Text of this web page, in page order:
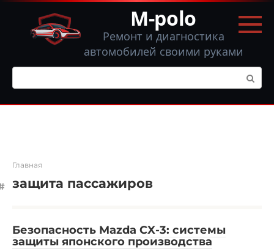
Перейти
контенту
M-polo
Ремонт и диагностика
автомобилей своими руками
Поиск:
Главная
защита пассажиров
Безопасность Mazda CX-3: системы
защиты японского производства